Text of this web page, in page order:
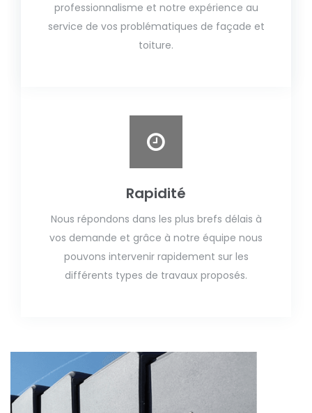
professionnalisme et notre expérience au
service de vos problématiques de façade et
toiture.
Rapidité
Nous répondons dans les plus brefs délais à
vos demande et grâce à notre équipe nous
pouvons intervenir rapidement sur les
différents types de travaux proposés.